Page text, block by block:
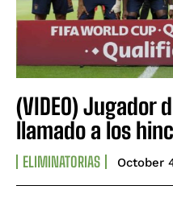
(VIDEO) Jugador
llamado a los
ELIMINATORIAS October